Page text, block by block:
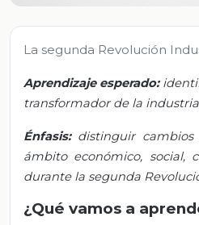
La segunda Revolución
Aprendizaje esperado:
transformador de la
Énfasis: distinguir
ámbito económico, social,
durante la segunda
¿Qué vamos a